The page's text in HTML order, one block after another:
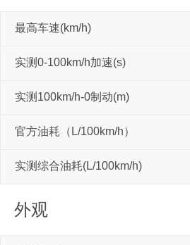
最高车速(km/h)
实测0-100km/h加速(s)
实测100km/h-0制动(m)
官方油耗（L/100km/h）
实测综合油耗(L/100km/h)
外观